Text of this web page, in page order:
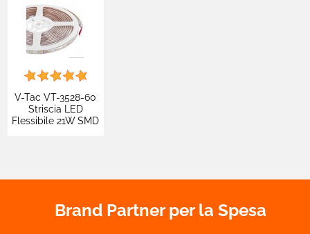
V-Tac VT-3528-60
Striscia LED
Flessibile 21W SMD
212043 / 212031
Brand Partner per la Spesa